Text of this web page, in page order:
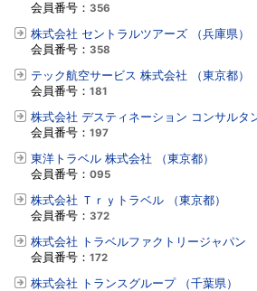
会員番号： 356
株式会社 セントラルツアーズ （兵庫県）
会員番号： 358
テック航空サービス 株式会社 （東京都）
会員番号： 181
株式会社 デスティネーション コンサルタ
会員番号： 197
東洋トラベル 株式会社 （東京都）
会員番号： 095
株式会社 Ｔｒｙトラベル （東京都）
会員番号： 372
株式会社 トラベルファクトリージャパン
会員番号： 172
株式会社 トランスグループ （千葉県）